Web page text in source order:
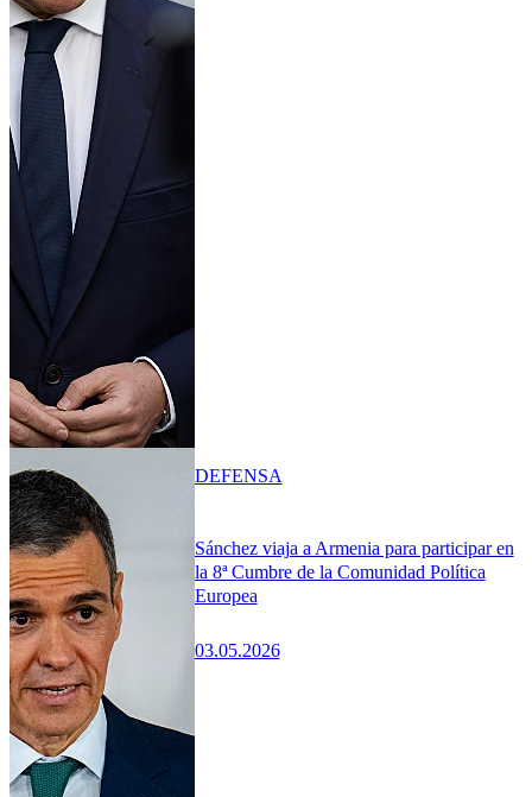
Sánchez viaja a Armenia para participar en
la 8ª Cumbre de la Comunidad Política
Europea
03.05.2026
DEFENSA